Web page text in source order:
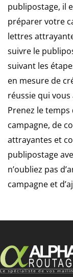
publipostage, il
préparer votre
lettres
suivre le
suivant les
en mesure de
réussie qui
Prenez le
campagne, de
attrayantes et
publipostage
n’oubliez pas
campagne et